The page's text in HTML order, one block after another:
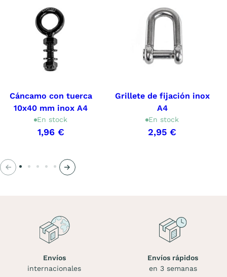
Cáncamo con tuerca
10x40 mm inox A4
En stock
1,96 €
Grillete de fijación inox
A4
En stock
2,95 €
Anterior Siguiente
Envíos
internacionales
Envíos rápidos
en 3 semanas